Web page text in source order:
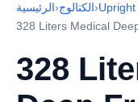
الرئيسية›الكتالوج›
328 Liters Medical
328